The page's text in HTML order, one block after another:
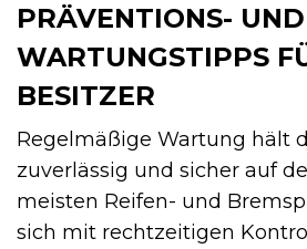
PRÄVENTIONS- UND
WARTUNGSTIPPS
BESITZER
Regelmäßige Wartung hält
zuverlässig und sicher auf
meisten Reifen- und
sich mit rechtzeitigen